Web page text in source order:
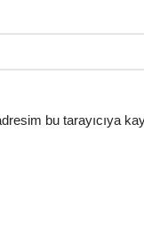
bu tarayıcıya